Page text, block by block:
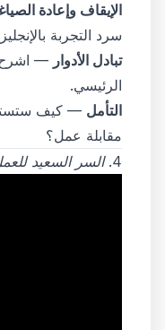
الإيقاف وإعادة
سرد التجربة
تبادل الأدوار — اشرح
الرئيسي.
التأمل — كيف
مقابلة عمل؟
4. السر السعيد